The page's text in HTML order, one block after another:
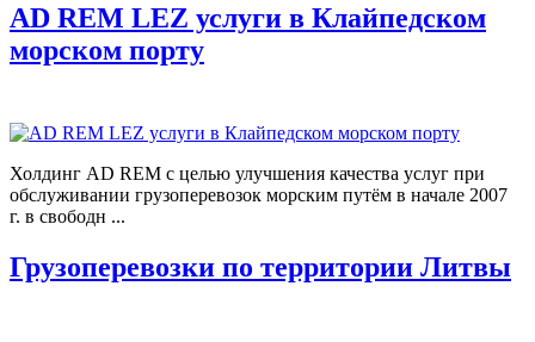
AD REM LEZ услуги в Клайпедском
морском порту
Холдинг AD REM с целью улучшения качества услуг при
обслуживании грузоперевозок морским путём в начале 2007
г. в свободн ...
Грузоперевозки по территории Литвы